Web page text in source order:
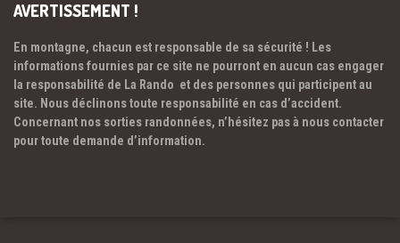
AVERTISSEMENT !
En montagne, chacun est responsable de sa sécurité ! Les
informations fournies par ce site ne pourront en aucun cas engager
la responsabilité de La Rando et des personnes qui participent au
site. Nous déclinons toute responsabilité en cas d’accident.
Concernant nos sorties randonnées, n’hésitez pas à nous contacter
pour toute demande d’information.